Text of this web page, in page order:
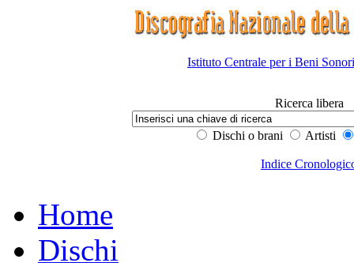
Istituto Centrale per i Beni
Ricerca libera
Dischi o brani Artisti
Indice
Home
Dischi